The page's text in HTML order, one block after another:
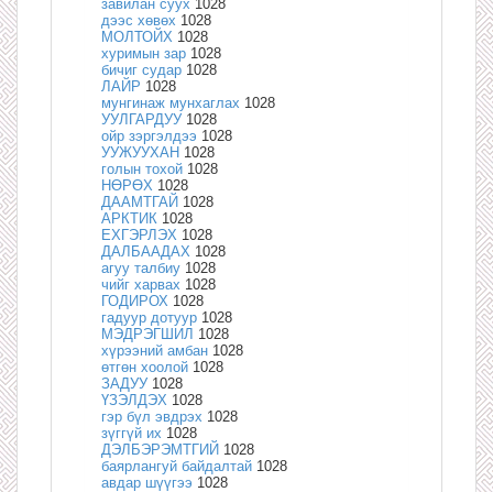
завилан суух 1028
дээс хөвөх 1028
МОЛТОЙХ 1028
хуримын зар 1028
бичиг судар 1028
ЛАЙР 1028
мунгинаж мунхаглах 1028
УУЛГАРДУУ 1028
ойр зэргэлдээ 1028
УУЖУУХАН 1028
голын тохой 1028
НӨРӨХ 1028
ДААМТГАЙ 1028
АРКТИК 1028
ЕХГЭРЛЭХ 1028
ДАЛБААДАХ 1028
агуу талбиу 1028
чийг харвах 1028
ГОДИРОХ 1028
гадуур дотуур 1028
МЭДРЭГШИЛ 1028
хүрээний амбан 1028
өтгөн хоолой 1028
ЗАДУУ 1028
ҮЗЭЛДЭХ 1028
гэр бүл эвдрэх 1028
зүггүй их 1028
ДЭЛБЭРЭМТГИЙ 1028
баярлангуй байдалтай 1028
авдар шүүгээ 1028